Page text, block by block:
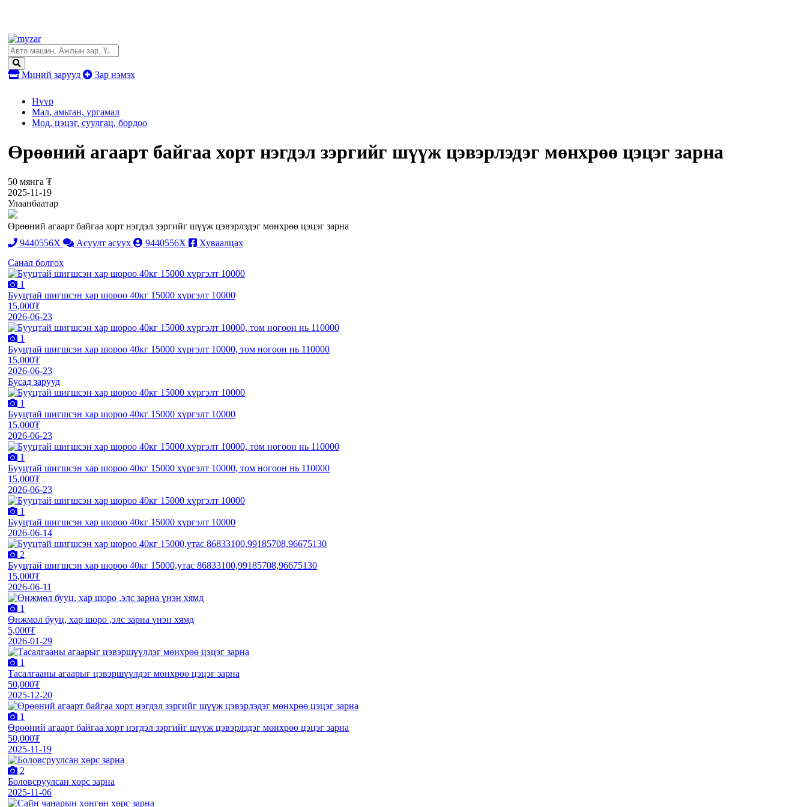
Миний зарууд Зар нэмэх
Нүүр
Мал, амьтан, ургамал
Мод, цэцэг, суулгац, бордоо
Өрөөний агаарт байгаа хорт нэгдэл зэргийг шүүж цэвэрлэдэг мөнхрөө цэцэг зарна
50 мянга ₮
2025-11-19
Улаанбаатар
Өрөөний агаарт байгаа хорт нэгдэл зэргийг шүүж цэвэрлэдэг мөнхрөө цэцэг зарна
9440556X
Асуулт асуух 9440556X
Хуваалцах
Санал болгох
1
Бууцтай шигшсэн хар шороо 40кг 15000 хүргэлт 10000
15,000₮
2026-06-23
1
Бууцтай шигшсэн хар шороо 40кг 15000 хүргэлт 10000, том ногоон нь 110000
15,000₮
2026-06-23
Бусад зарууд
1
Бууцтай шигшсэн хар шороо 40кг 15000 хүргэлт 10000
15,000₮
2026-06-23
1
Бууцтай шигшсэн хар шороо 40кг 15000 хүргэлт 10000, том ногоон нь 110000
15,000₮
2026-06-23
1
Бууцтай шигшсэн хар шороо 40кг 15000 хүргэлт 10000
2026-06-14
2
Бууцтай шигшсэн хар шороо 40кг 15000,утас 86833100,99185708,96675130
15,000₮
2026-06-11
1
Өнжмөл бууц, хар шоро ,элс зарна үнэн хямд
5,000₮
2026-01-29
1
Тасалгааны агаарыг цэвэршүүлдэг мөнхрөө цэцэг зарна
50,000₮
2025-12-20
1
Өрөөний агаарт байгаа хорт нэгдэл зэргийг шүүж цэвэрлэдэг мөнхрөө цэцэг зарна
50,000₮
2025-11-19
2
Боловсруулсан хөрс зарна
2025-11-06